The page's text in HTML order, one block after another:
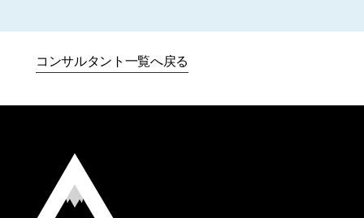
コンサルタント一覧へ戻る